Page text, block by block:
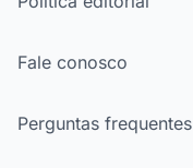
Fale conosco
Perguntas frequentes